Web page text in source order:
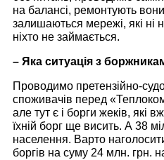
на балансі, ремонтують
залишаються мережі, які ні
ніхто не займається.
– Яка ситуація з
Проводимо претензійно-
споживачів перед
але тут є і борги жеків, які
їхній борг ще висить. А 38
населення. Варто
боргів на суму 24 млн. грн.